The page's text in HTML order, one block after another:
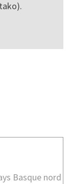
Basque nord